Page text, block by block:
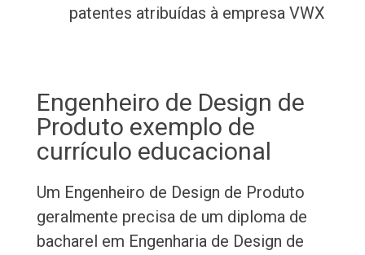
patentes atribuídas à empresa VWX
Engenheiro de Design de
Produto exemplo de
currículo educacional
Um Engenheiro de Design de Produto
geralmente precisa de um diploma de
bacharel em Engenharia de Design de